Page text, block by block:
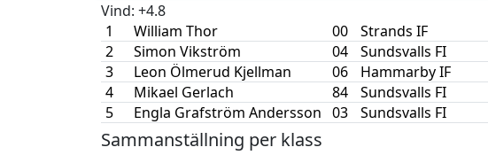
Vind: +4.8
1
William Thor 00 Strands IF
2
Simon Vikström 04 Sundsvalls FI
3
Leon Ölmerud Kjellman 06 Hammarby IF
4
Mikael Gerlach 84 Sundsvalls FI
5
Engla Grafström Andersson 03 Sundsvalls FI
Sammanställning per klass